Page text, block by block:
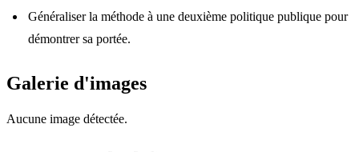
Généraliser la méthode à une deuxième politique publique pour
démontrer sa portée.
Galerie d'images
Aucune image détectée.